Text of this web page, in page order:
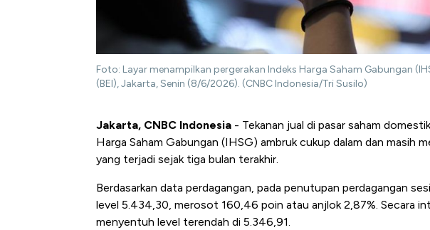
Foto: Layar menampilkan pergerakan Indeks Harga Saham Gabungan
(BEI), Jakarta, Senin (8/6/2026). (CNBC Indonesia/Tri Susilo)
Jakarta, CNBC Indonesia - Tekanan jual di pasar saham
Harga Saham Gabungan (IHSG) ambruk cukup dalam dan masih
yang terjadi sejak tiga bulan terakhir.
Berdasarkan data perdagangan, pada penutupan perdagangan
level 5.434,30, merosot 160,46 poin atau anjlok 2,87%. Secara
menyentuh level terendah di 5.346,91.